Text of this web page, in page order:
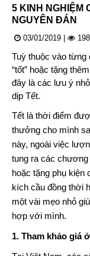
5 KINH NGHIỆM
NGUYÊN ĐÁN
03/01/2019
Tuỳ thuộc vào từng
“tốt” hoặc tặng
đây là các lưu ý
dịp Tết.
Tết là thời điểm
thưởng cho mình
này, ngoài việc
tung ra các
hoặc tặng phụ kiện
kích cầu đồng thời
một vài mẹo nhỏ
hợp với mình.
1. Tham khảo giá